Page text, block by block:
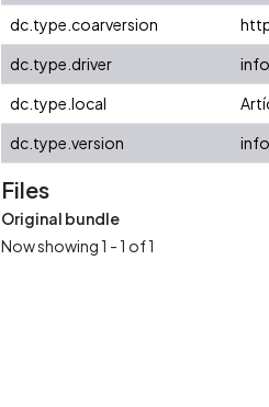
dc.type.coarversion
dc.type.driver
dc.type.local
dc.type.version
Files
Original bundle
Now showing1 - 1 of 1